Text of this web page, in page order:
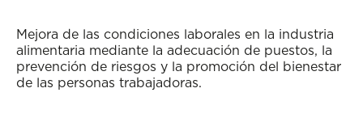
Mejora de las condiciones laborales en la industria
alimentaria mediante la adecuación de puestos, la
prevención de riesgos y la promoción del bienestar
de las personas trabajadoras.